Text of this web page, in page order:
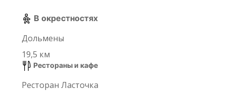
В окрестностях
Дольмены
19,5 км
Рестораны и кафе
Ресторан Ласточка